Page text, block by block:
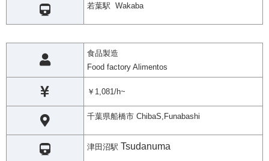
若葉駅 Wakaba
食品製造
Food factory Alimentos
￥1,081/h~
千葉県船橋市 ChibaS,Funabashi
津田沼駅 Tsudanuma